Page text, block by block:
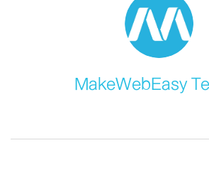
MakeWebEasy